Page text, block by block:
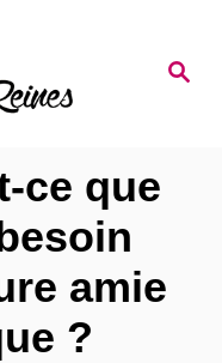
S
ce que
amie
?